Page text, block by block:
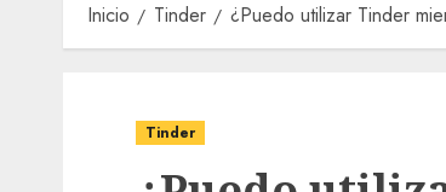
Inicio Tinder ¿Puedo utilizar Tinder
Tinder